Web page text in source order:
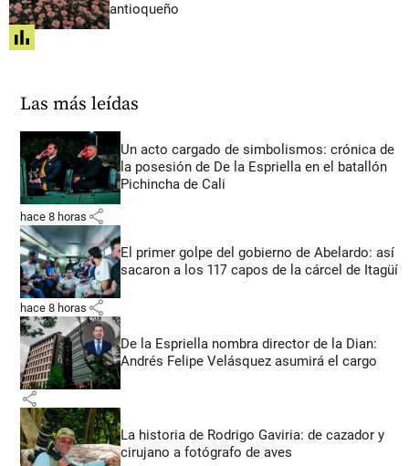
antioqueño
share
Las más leídas
Un acto cargado de simbolismos: crónica de
la posesión de De la Espriella en el batallón
Pichincha de Cali
hace 8 horas share
El primer golpe del gobierno de Abelardo: así
sacaron a los 117 capos de la cárcel de Itagüí
hace 8 horas share
De la Espriella nombra director de la Dian:
Andrés Felipe Velásquez asumirá el cargo
share
La historia de Rodrigo Gaviria: de cazador y
cirujano a fotógrafo de aves